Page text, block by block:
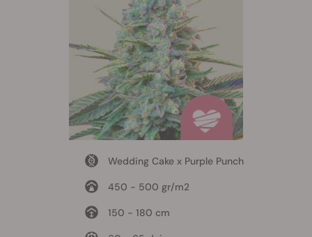
Wedding Cake x Purple Punch
450 - 500 gr/m2
150 - 180 cm